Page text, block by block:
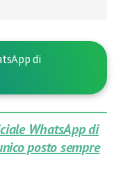
di
WhatsApp di
posto sempre